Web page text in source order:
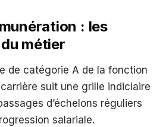
: les
métier
de catégorie A de la fonction
carrière suit une grille indiciaire
d’échelons réguliers
salariale.